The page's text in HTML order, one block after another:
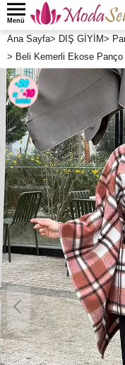
Menü
Ana Sayfa> DIŞ GİYİM>
> Beli Kemerli Ekose